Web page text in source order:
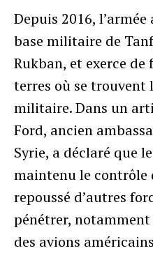
Depuis 2016,
base militaire de
Rukban, et exerce
terres où se trouvent
militaire. Dans un
Ford, ancien
Syrie, a déclaré que
maintenu le contrôle
repoussé d’autres
pénétrer, notamment
des avions